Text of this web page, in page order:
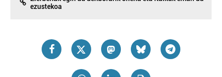
datuen atalean. Edozein unetan alda edo ken dezakezu
zure baimena Cookieen adierazpenean.
ezustekoa